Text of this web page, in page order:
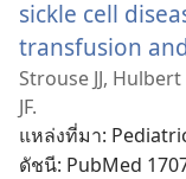
sickle cell
transfusion
Strouse JJ,
JF.
แหล่งที่มา‎:
ดัชนี‎: PubMed